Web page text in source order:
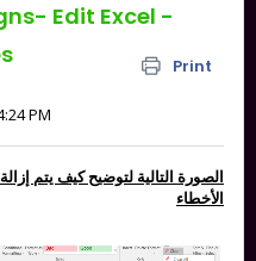
Edit Excel -
Print
PM
الأخطاء